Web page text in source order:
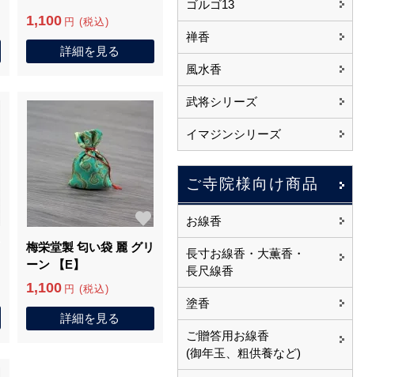
1,100 円 (税込)
詳細を見る
梅栄堂製 匂い袋 麗 グリ
ーン 【E】
1,100 円 (税込)
詳細を見る
ゴルゴ13
禅香
風水香
武将シリーズ
イマジンシリーズ
ご寺院様向け商品
お線香
長寸お線香・大薫香・
長尺線香
塗香
ご贈答用お線香
(御年玉、粗供養など)